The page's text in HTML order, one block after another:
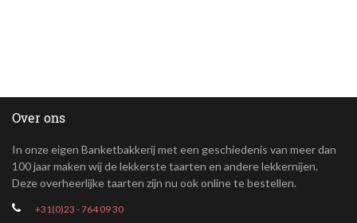
Over ons
In onze eigen Banketbakkerij met een geschiedenis van meer dan
100 jaar maken wij de lekkerste taarten en andere lekkernijen.
Deze overheerlijke taarten zijn nu ook online te bestellen.
+31(0)23 - 764 09 30